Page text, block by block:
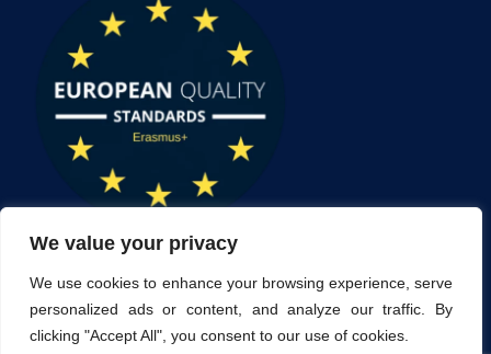
We value your privacy
We use cookies to enhance your browsing experience, serve
personalized ads or content, and analyze our traffic. By
clicking "Accept All", you consent to our use of cookies.